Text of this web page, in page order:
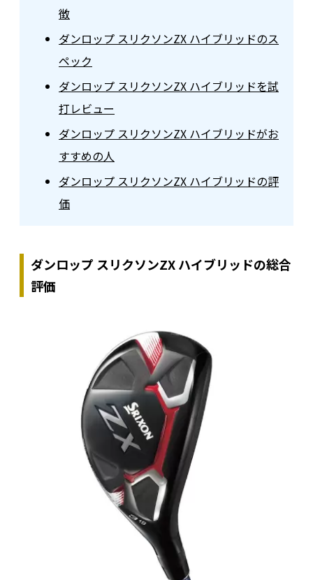
徴
ダンロップ スリクソンZX ハイブリッドのス
ペック
ダンロップ スリクソンZX ハイブリッドを試
打レビュー
ダンロップ スリクソンZX ハイブリッドがお
すすめの人
ダンロップ スリクソンZX ハイブリッドの評
価
ダンロップ スリクソンZX ハイブリッドの総合
評価